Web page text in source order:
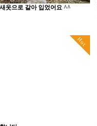
옷으로 갈아 입었어요 ^^
Hot